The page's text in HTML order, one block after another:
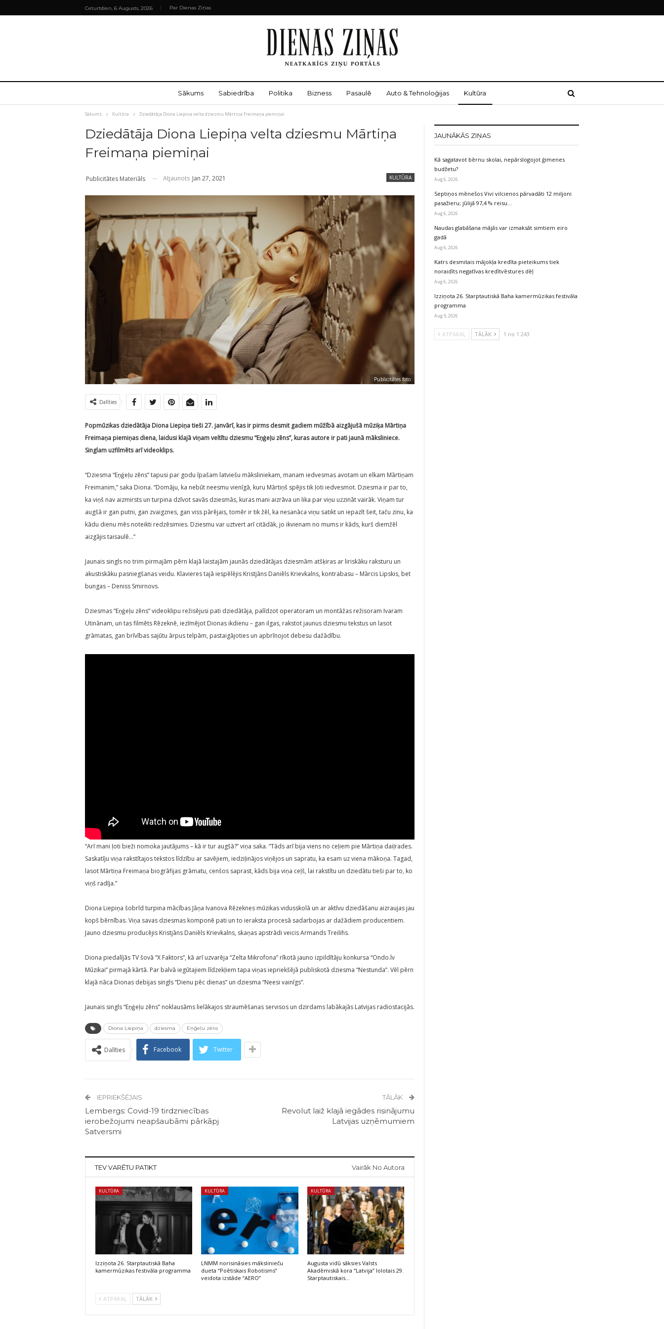
Ceturtdien, 6 Augusts, 2026 Par Dienas Ziņas
Sākums Sabiedrība Politika Bizness Pasaulē Auto & Tehnoloģijas Kultūra
Sākums Kultūra Dziedātāja Diona Liepiņa velta dziesmu Mārtiņa Freimaņa piemiņai
Dziedātāja Diona Liepiņa velta dziesmu Mārtiņa
Freimaņa piemiņai
KULTŪRA
Publicitātes Materiāls Atjaunots Jan 27, 2021
Publicitātes foto
Dalīties
Popmūzikas dziedātāja Diona Liepiņa tieši 27. janvārī, kas ir pirms desmit gadiem mūžībā aizgājušā mūziķa Mārtiņa
Freimaņa piemiņas diena, laidusi klajā viņam veltītu dziesmu “Eņģeļu zēns”, kuras autore ir pati jaunā māksliniece.
Singlam uzfilmēts arī videoklips.
“Dziesma “Eņģeļu zēns” tapusi par godu īpašam latviešu māksliniekam, manam iedvesmas avotam un elkam Mārtiņam
Freimanim,” saka Diona. “Domāju, ka nebūt neesmu vienīgā, kuru Mārtiņš spējis tik ļoti iedvesmot. Dziesma ir par to,
ka viņš nav aizmirsts un turpina dzīvot savās dziesmās, kuras mani aizrāva un lika par viņu uzzināt vairāk. Viņam tur
augšā ir gan putni, gan zvaigznes, gan viss pārējais, tomēr ir tik žēl, ka nesanāca viņu satikt un iepazīt šeit, taču zinu, ka
kādu dienu mēs noteikti redzēsimies. Dziesmu var uztvert arī citādāk, jo ikvienam no mums ir kāds, kurš diemžēl
aizgājis taisaulē…”
Jaunais singls no trim pirmajām pērn klajā laistajām jaunās dziedātājas dziesmām atšķiras ar liriskāku raksturu un
akustiskāku pasniegšanas veidu. Klavieres tajā iespēlējis Kristjāns Daniēls Krievkalns, kontrabasu – Mārcis Lipskis, bet
bungas – Deniss Smirnovs.
Dziesmas “Eņģeļu zēns” videoklipu režisējusi pati dziedātāja, palīdzot operatoram un montāžas režisoram Ivaram
Utinānam, un tas filmēts Rēzeknē, iezīmējot Dionas ikdienu – gan ilgas, rakstot jaunus dziesmu tekstus un lasot
grāmatas, gan brīvības sajūtu ārpus telpām, pastaigājoties un apbrīnojot debesu dažādību.
“Arī mani ļoti bieži nomoka jautājums – kā ir tur augšā?” viņa saka. “Tāds arī bija viens no ceļiem pie Mārtiņa daiļrades.
Saskatīju viņa rakstītajos tekstos līdzību ar savējiem, iedziļinājos viņējos un sapratu, ka esam uz viena mākoņa. Tagad,
lasot Mārtiņa Freimaņa biogrāfijas grāmatu, cenšos saprast, kāds bija viņa ceļš, lai rakstītu un dziedātu tieši par to, ko
viņš radīja.”
Diona Liepiņa šobrīd turpina mācības Jāņa Ivanova Rēzeknes mūzikas vidusskolā un ar aktīvu dziedāšanu aizraujas jau
kopš bērnības. Viņa savas dziesmas komponē pati un to ieraksta procesā sadarbojas ar dažādiem producentiem.
Jauno dziesmu producējis Kristjāns Daniēls Krievkalns, skaņas apstrādi veicis Armands Treilihs.
Diona piedalījās TV šovā “X Faktors”, kā arī uzvarēja “Zelta Mikrofona” rīkotā jauno izpildītāju konkursa “Ondo.lv
Mūzikai” pirmajā kārtā. Par balvā iegūtajiem līdzekļiem tapa viņas iepriekšējā publiskotā dziesma “Nestunda”. Vēl pērn
klajā nāca Dionas debijas singls “Dienu pēc dienas” un dziesma “Neesi vainīgs”.
Jaunais singls “Eņģeļu zēns” noklausāms lielākajos straumēšanas servisos un dzirdams labākajās Latvijas radiostacijās.
Diona Liepiņa dziesma Eņģeļu zēns
Dalīties Facebook Twitter
IEPRIEKŠĒJAIS
Lembergs: Covid-19 tirdzniecības
ierobežojumi neapšaubāmi pārkāpj
Satversmi
TĀLĀK
Revolut laiž klajā iegādes risinājumu
Latvijas uzņēmumiem
TEV VARĒTU PATIKT Vairāk No Autora
KULTŪRA
Izziņota 26. Starptautiskā Baha
kamermūzikas festivāla programma
KULTŪRA
LNMM norisināsies mākslinieču
dueta “Poētiskais Robotisms”
veidota izstāde “AERO”
KULTŪRA
Augusta vidū sāksies Valsts
Akadēmiskā kora “Latvija” lolotais 29.
Starptautiskais…
ATPAKAĻ TĀLĀK
JAUNĀKĀS ZIŅAS
Kā sagatavot bērnu skolai, nepārslogojot ģimenes
budžetu?
Aug 6, 2026
Septiņos mēnešos Vivi vilcienos pārvadāti 12 miljoni
pasažieru; jūlijā 97,4 % reisu…
Aug 6, 2026
Naudas glabāšana mājās var izmaksāt simtiem eiro
gadā
Aug 6, 2026
Katrs desmitais mājokļa kredīta pieteikums tiek
noraidīts negatīvas kredītvēstures dēļ
Aug 6, 2026
Izziņota 26. Starptautiskā Baha kamermūzikas festivāla
programma
Aug 5, 2026
ATPAKAĻ TĀLĀK 1 no 1 243